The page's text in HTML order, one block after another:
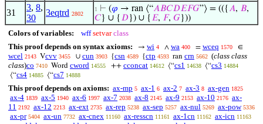
31
3, 8,
30
3eqtrd 2802
1 ⊢ (𝜑 → ran ⟨“𝐴𝐵𝐶𝐷𝐸𝐹𝐺”⟩ = (({𝐴, 𝐵,
𝐶} ∪ { 𝐷}) ∪ { 𝐸, 𝐹, 𝐺}))
Colors of variables: wff setvar class
This proof depends on syntax axioms:
→ wi 4 ∧ wa 400 = wceq 1570 ∈
wcel 2143 Vcvv 3455 ∪ cun 3903 {csn 4589 {ctp 4593 ran crn 5662 (class class
class)co 7410 Word cword 14555 ++ cconcat 14612 ⟨“cs1 14638 ⟨“cs3 14884
⟨“cs4 14885 ⟨“cs7 14888
This proof depends on axioms: ax-mp 5 ax-1 6 ax-2 7 ax-3 8 ax-gen 1825
ax-4 1839 ax-5 1940 ax-6 1997 ax-7 2038 ax-8 2145 ax-9 2153 ax-10 2176 ax-
11 2192 ax-12 2213 ax-ext 2735 ax-rep 5238 ax-sep 5257 ax-nul 5269 ax-pow 5336
ax-pr 5404 ax-un 7732 ax-cnex 11160 ax-resscn 11161 ax-1cn 11162 ax-icn 11163